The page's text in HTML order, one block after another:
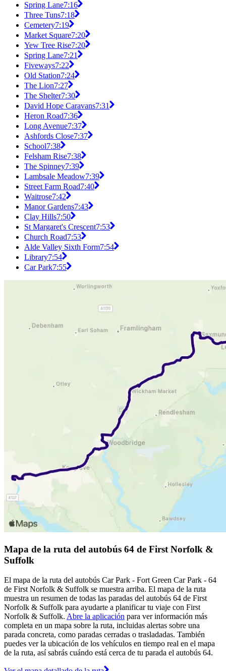
Spring Lane7:16
Three Tuns7:18
Cemetery7:19
Market Square7:20
Yew Tree Rise7:20
Spring Lane7:21
Fiveways7:22
Old Station7:24
The Lion7:27
The Shelter7:30
David Hope Caravans7:31
Heron Road7:36
Long Avenue7:37
Ashfords Close7:37
School7:38
Felsham Rise7:38
The Spinney7:39
Lambsale Meadow7:39
Street Farm Road7:40
Waitrose7:42
Manor Gardens7:43
Clay Hills7:50
St Margaret's Crescent7:53
Church Road7:53
Alde Valley Sixth Form7:54
Library7:54
Car Park7:55
Mapa de la ruta del autobús 64 de First Norfolk &
Suffolk
El mapa de la ruta del autobús Car Park - Fort Green Car Park - 64
de First Norfolk & Suffolk se muestra arriba. El mapa de la ruta
muestra un resumen de todas las paradas del autobús 64 de First
Norfolk & Suffolk para ayudarte a planificar tu viaje con First
Norfolk & Suffolk. Abre la aplicación para ver información más
completa en un mapa sobre la ruta, incluidas alertas sobre una
parada concreta, como paradas cerradas o trasladadas. También
puedes ver la ubicación de los vehículos en tiempo real en el mapa
de la ruta, así sabrás cuándo está cerca de tu parada el autobús 64.